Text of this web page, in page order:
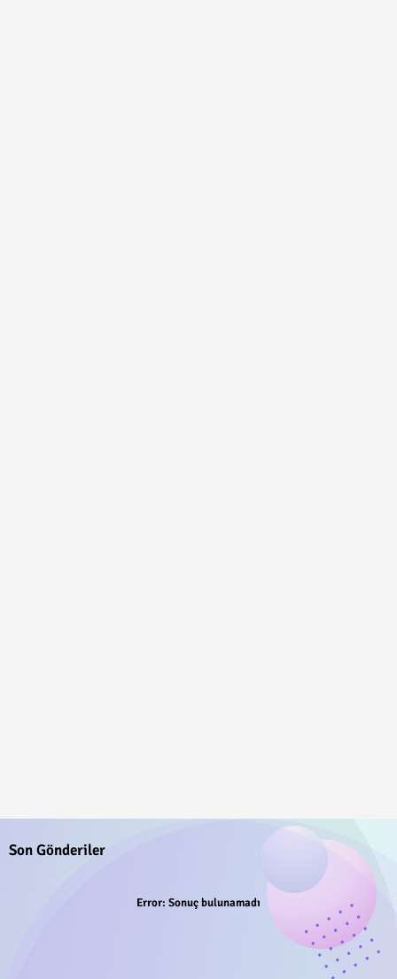
Son Gönderiler
Error: Sonuç bulunamadı